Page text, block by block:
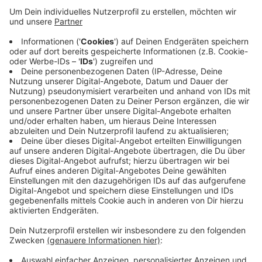
Veröffentlicht:Mittwoch, 12.05.2021 17:03
Anzeige
Ein jüdisches Gemeindezentrum gibt es beispielsweise
in Wiesdorf. Bisher hat es bei uns laut Polizei aber
noch keine antisemitischen Vorfälle gegeben. Die
Angriffe auf Synagogen in NRW stehen in
Zusammenhang mit dem Nah-Ost-Konflikt. Die Lage im
Gazastreifen spitzt sich immer mehr zu.
Anzeige